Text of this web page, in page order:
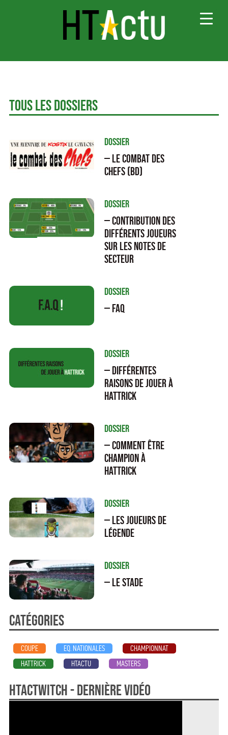
Tous les Dossiers
Dossier
— Le Combat des
Chefs (BD)
Dossier
— Contribution des
différents joueurs
sur les notes de
secteur
Dossier
— FAQ
Dossier
— Différentes
raisons de jouer à
Hattrick
Dossier
— Comment être
champion à
Hattrick
Dossier
— Les joueurs de
légende
Dossier
— Le stade
Catégories
COUPE EQ. NATIONALES
CHAMPIONNAT
HATTRICK
HTACTU MASTERS
HTActwitch - dernière vidéo